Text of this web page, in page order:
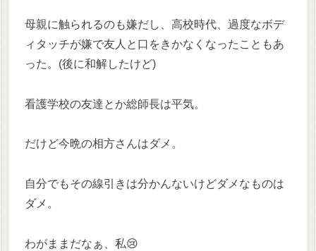
母親に触られるのも嫌だし、高校時代、過度なボデ
ィタッチが嫌で友人と口をきかなくなったこともあ
った。(後に和解したけど)
看護学校の友達とか総師長は平気。
だけど今晩の相方さんはダメ。
自分でもその線引きは分かんないけどダメなものは
ダメ。
わがままだなぁ、私😢